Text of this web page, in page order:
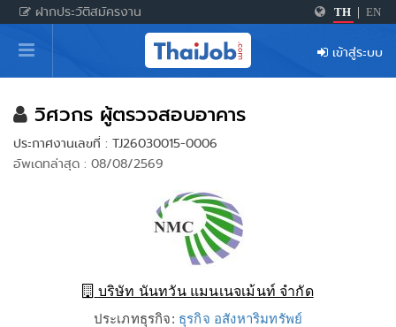
ฝากประวัติสมัครงาน TH EN
หน้าหลัก
ผู้สมัครงาน: เข้าสู่ระบบ
ฝากประวัติสมัครงาน
เกร็ดความรู้
สำหรับผู้ประกอบการ
เข้าสู่ระบบ
วิศวกร ผู้ตรวจสอบอาคาร
ประกาศงานเลขที่ : TJ26030015-0006
อัพเดทล่าสุด : 08/08/2569
บริษัท นันทวัน แมนเนจเม้นท์ จำกัด
ประเภทธุรกิจ: ธุรกิจ อสังหาริมทรัพย์